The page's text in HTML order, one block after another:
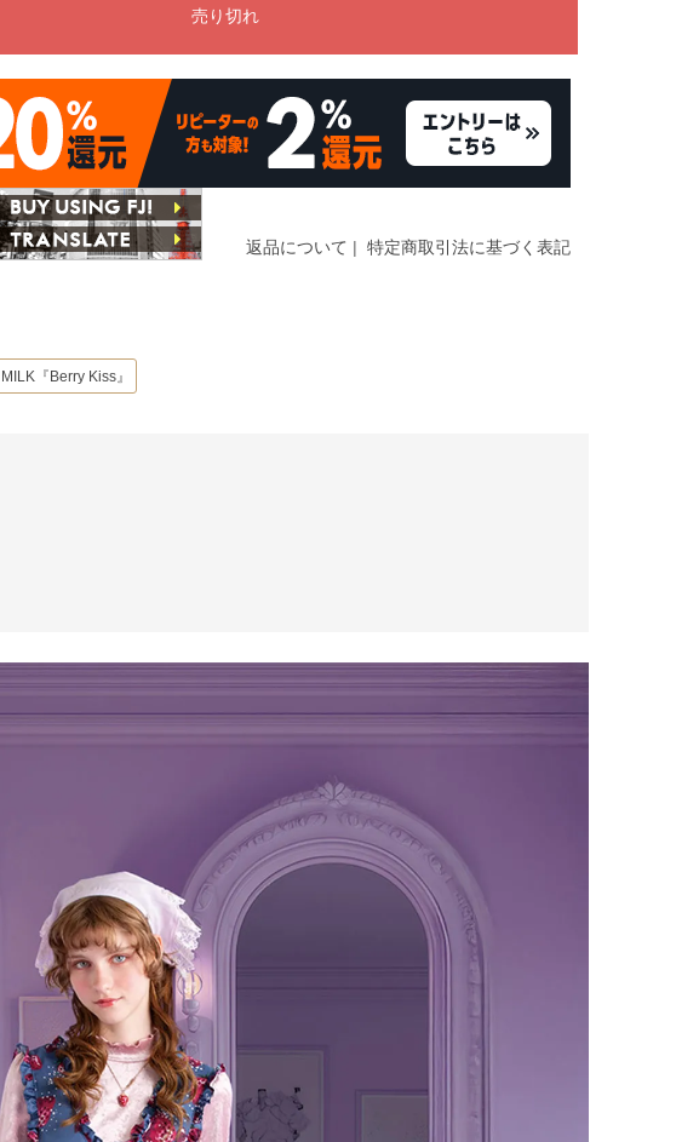
返品について | 特定商取引法に基づく表記
MILK『Berry Kiss』